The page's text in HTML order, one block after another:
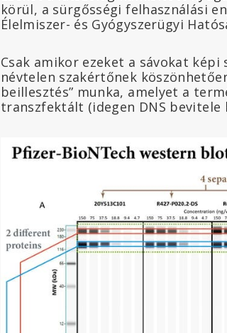
körül, a sürgősségi felhasználási
Élelmiszer- és Gyógyszerügyi
Csak amikor ezeket a sávokat
névtelen szakértőnek
beillesztés” munka, amelyet a
transzfektált (idegen DNS